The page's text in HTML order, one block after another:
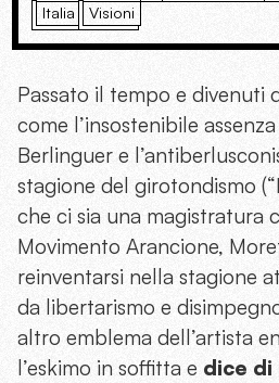
Italia
Visioni
Passato il tempo e divenuti
come l’insostenibile
Berlinguer e
stagione del girotondismo
che ci sia una magistratura
Movimento Arancione,
reinventarsi nella stagione
da libertarismo e
altro emblema dell’artista
l’eskimo in soffitta e dice di